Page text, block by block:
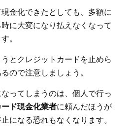
金化できたとしても、多額に
に大変になり払えなくなって
。
とクレジットカードを止めら
ので注意しましょう。
ってしまうのは、個人で行っ
ド現金化業者に頼んだほうが
になる恐れもなくなります。